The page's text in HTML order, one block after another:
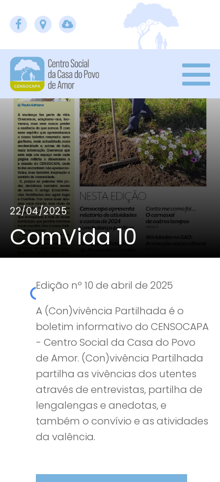
22/04/2025
ComVida 10
Edição nº 10 de abril de 2025
A (Con)vivência Partilhada é o
boletim informativo do CENSOCAPA
- Centro Social da Casa do Povo
de Amor. (Con)vivência Partilhada
partilha as vivências dos utentes
através de entrevistas, partilha de
lengalengas e anedotas, e
também o convívio e as atividades
da valência.